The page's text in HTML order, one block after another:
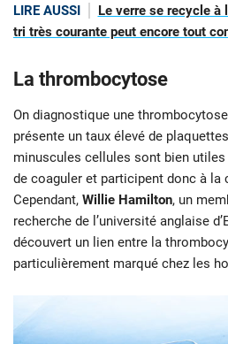
LIRE AUSSI
Le verre se recycle à
tri très courante peut encore tout
La thrombocytose
On diagnostique une
présente un taux élevé de
minuscules cellules sont bien
de coaguler et participent donc à la
Cependant, Willie Hamilton, un
recherche de l’université anglaise
découvert un lien entre la
particulièrement marqué chez les